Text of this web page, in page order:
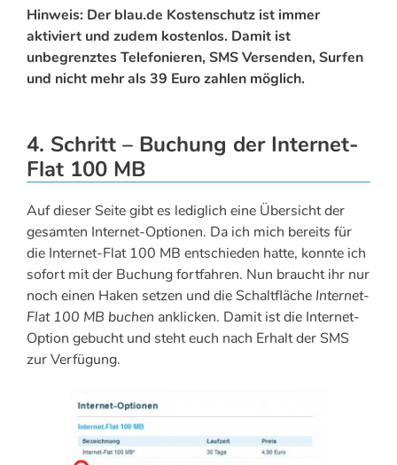
Hinweis: Der blau.de Kostenschutz ist immer
aktiviert und zudem kostenlos. Damit ist
unbegrenztes Telefonieren, SMS Versenden, Surfen
und nicht mehr als 39 Euro zahlen möglich.
4. Schritt – Buchung der Internet-
Flat 100 MB
Auf dieser Seite gibt es lediglich eine Übersicht der
gesamten Internet-Optionen. Da ich mich bereits für
die Internet-Flat 100 MB entschieden hatte, konnte ich
sofort mit der Buchung fortfahren. Nun braucht ihr nur
noch einen Haken setzen und die Schaltfläche Internet-
Flat 100 MB buchen anklicken. Damit ist die Internet-
Option gebucht und steht euch nach Erhalt der SMS
zur Verfügung.